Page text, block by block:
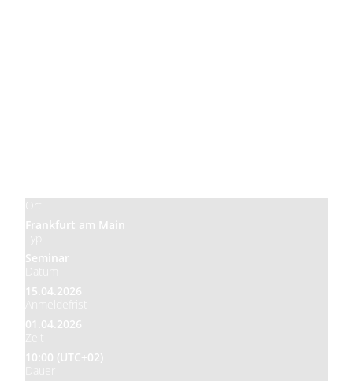
Frankfurt am Main
Seminar
15.04.2026
01.04.2026
10:00 (UTC+02)